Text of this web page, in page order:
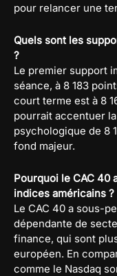
pour relancer une
Quels sont les
?
Le premier support
séance, à 8 183
court terme est à 8
pourrait accentuer
psychologique de 8
fond majeur.
Pourquoi le CAC
indices américains ?
Le CAC 40 a sous-
dépendante de
finance, qui sont
européen. En
comme le Nasdaq